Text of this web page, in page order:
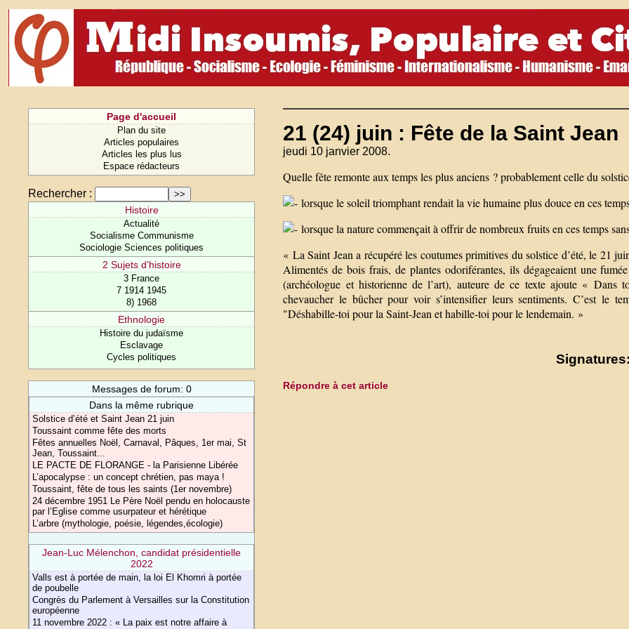
Page d'accueil
Plan du site
Articles populaires
Articles les plus lus
Espace rédacteurs
Rechercher :
Histoire
Actualité
Socialisme Communisme
Sociologie Sciences politiques
2 Sujets d’histoire
3 France
7 1914 1945
8) 1968
Ethnologie
Histoire du judaïsme
Esclavage
Cycles politiques
Messages de forum: 0
Dans la même rubrique
Solstice d’été et Saint Jean 21 juin
Toussaint comme fête des morts
Fêtes annuelles Noël, Carnaval, Pâques, 1er mai, St
Jean, Toussaint...
LE PACTE DE FLORANGE - la Parisienne Libérée
L’apocalypse : un concept chrétien, pas maya !
Toussaint, fête de tous les saints (1er novembre)
24 décembre 1951 Le Père Noël pendu en holocauste
par l’Eglise comme usurpateur et hérétique
L’arbre (mythologie, poésie, légendes,écologie)
Jean-Luc Mélenchon, candidat présidentielle
2022
Valls est à portée de main, la loi El Khomri à portée
de poubelle
Congrès du Parlement à Versailles sur la Constitution
européenne
11 novembre 2022 : « La paix est notre affaire à
21 (24) juin : Fête de la Saint Jean
jeudi 10 janvier 2008.
Quelle fête remonte aux temps les plus anciens ? probablement celle du
lorsque le soleil triomphant rendait la vie humaine plus douce en ces
lorsque la nature commençait à offrir de nombreux fruits en ces temps
« La Saint Jean a récupéré les coutumes primitives du solstice d’été, le 21
Alimentés de bois frais, de plantes odoriférantes, ils dégageaient une
(archéologue et historienne de l’art), auteure de ce texte ajoute « Dans
chevaucher le bûcher pour voir s’intensifier leurs sentiments. C’est le
"Déshabille-toi pour la Saint-Jean et habille-toi pour le lendemain. »
Répondre à cet article